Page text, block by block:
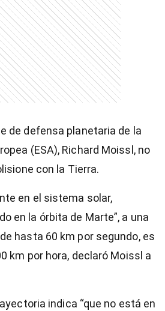
de defensa planetaria de la
(ESA), Richard Moissl, no
con la Tierra.
en el sistema solar,
en la órbita de Marte”, a una
hasta 60 km por segundo, es
km por hora, declaró Moissl a
indica “que no está en